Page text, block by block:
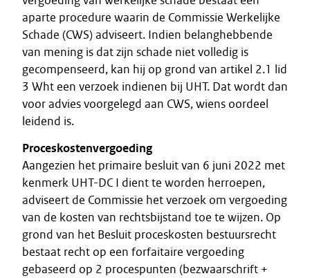
aparte procedure waarin de Commissie Werkelijke
Schade (CWS) adviseert. Indien belanghebbende
van mening is dat zijn schade niet volledig is
gecompenseerd, kan hij op grond van artikel 2.1 lid
3 Wht een verzoek indienen bij UHT. Dat wordt dan
voor advies voorgelegd aan CWS, wiens oordeel
leidend is.
Proceskostenvergoeding
Aangezien het primaire besluit van 6 juni 2022 met
kenmerk UHT-DC I dient te worden herroepen,
adviseert de Commissie het verzoek om vergoeding
van de kosten van rechtsbijstand toe te wijzen. Op
grond van het Besluit proceskosten bestuursrecht
bestaat recht op een forfaitaire vergoeding
gebaseerd op 2 procespunten (bezwaarschrift +